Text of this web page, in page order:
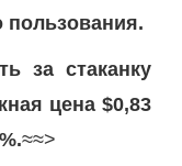
за стаканку
цена $0,83
≈≈>